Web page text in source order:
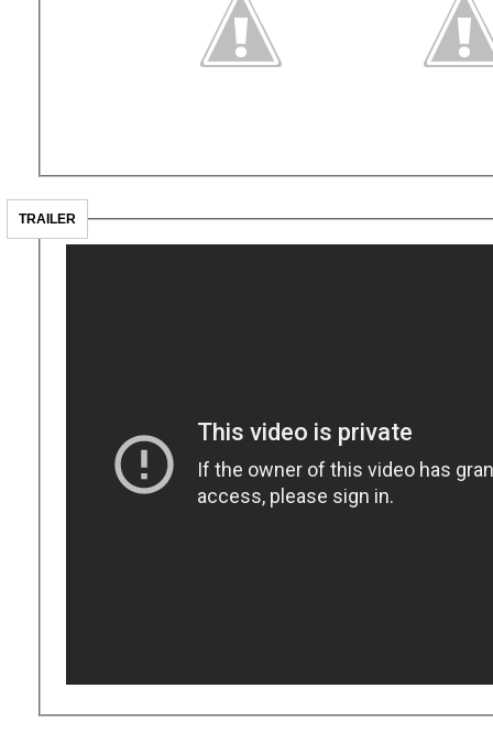
TRAILER